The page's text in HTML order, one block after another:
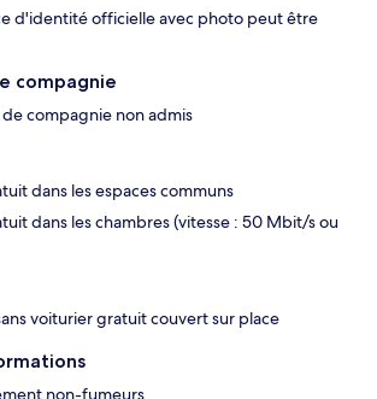
d'identité officielle avec photo peut être
compagnie
compagnie non admis
dans les espaces communs
dans les chambres (vitesse : 50 Mbit/s ou
voiturier gratuit couvert sur place
non-fumeurs